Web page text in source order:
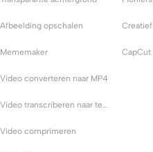
Afbeelding opschalen
Mememaker
Video converteren naar MP4
Video transcriberen naar tekst
Video comprimeren
CapCut